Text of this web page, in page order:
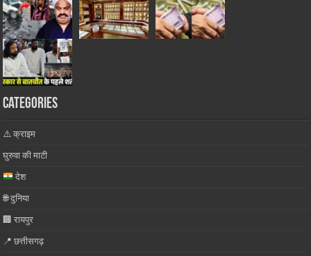
Categories
⚠️ क्राइम
घुरुवा की माटी
देश
🌐 दुनिया
🏢 रायपुर
📍 छत्तीसगढ़